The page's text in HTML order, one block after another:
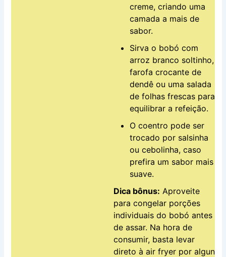
creme, criando uma
camada a mais de
sabor.
Sirva o bobó com
arroz branco soltinho,
farofa crocante de
dendê ou uma salada
de folhas frescas para
equilibrar a refeição.
O coentro pode ser
trocado por salsinha
ou cebolinha, caso
prefira um sabor mais
suave.
Dica bônus: Aproveite
para congelar porções
individuais do bobó antes
de assar. Na hora de
consumir, basta levar
direto à air fryer por alguns